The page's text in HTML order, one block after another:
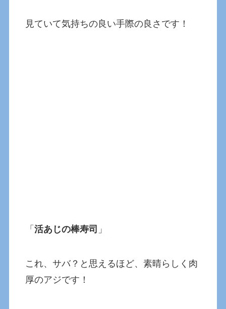
見ていて気持ちの良い手際の良さです！
「活あじの棒寿司 」
これ、サバ？と思えるほど、素晴らしく肉
厚のアジです！